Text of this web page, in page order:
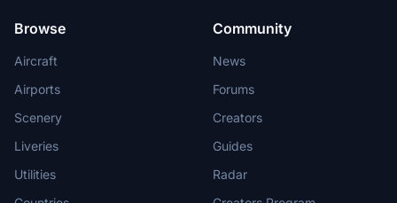
Browse
Aircraft
Airports
Scenery
Liveries
Utilities
Community
News
Forums
Creators
Guides
Radar